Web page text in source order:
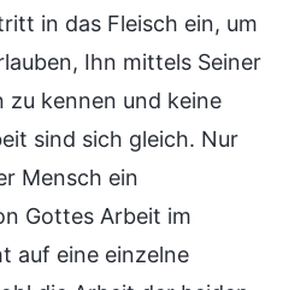
in das Fleisch ein, um
Ihn mittels Seiner
zu kennen und keine
sind sich gleich. Nur
Mensch ein
Gottes Arbeit im
auf eine einzelne